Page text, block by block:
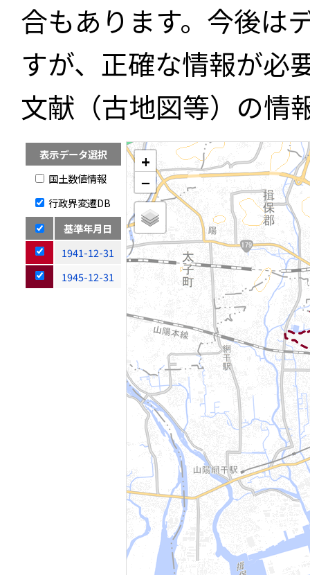
合もあります。今後は
すが、正確な情報が必
文献（古地図等）の情
表示データ選択
国土数値情報
行政界変遷DB
基準年月日
1941-12-31
1945-12-31
+
−